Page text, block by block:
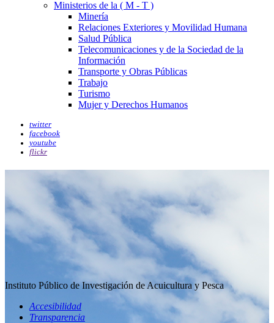
Ministerios de la ( M - T )
Minería
Relaciones Exteriores y Movilidad Humana
Salud Pública
Telecomunicaciones y de la Sociedad de la
Información
Transporte y Obras Públicas
Trabajo
Turismo
Mujer y Derechos Humanos
twitter
facebook
youtube
flickr
Instituto Público de Investigación de Acuicultura y Pesca
Accesibilidad
Transparencia